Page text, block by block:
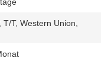
T/T, Western Union,